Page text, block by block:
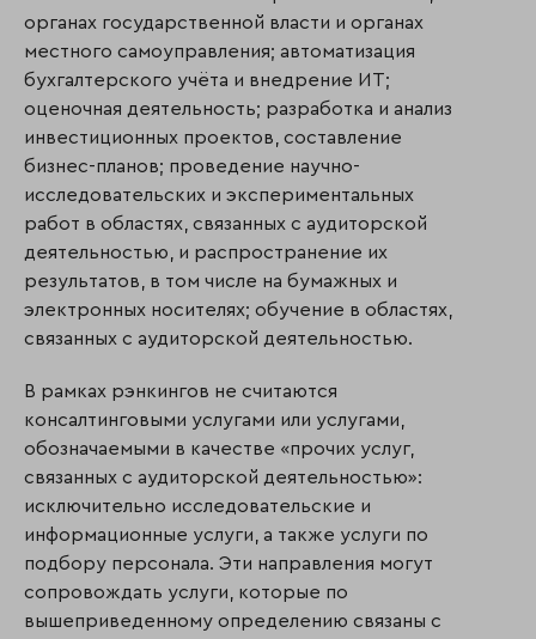
органах государственной власти и органах
местного самоуправления; автоматизация
бухгалтерского учёта и внедре­ние ИТ;
оценочная деятельность; разработка и анализ
инвестиционных проектов, составление
бизнес-планов; проведение научно-
исследовательских и экспе­ри­­мен­­таль­ных
работ в областях, связанных с аудиторской
деятельностью, и распрос­транение их
результатов, в том числе на бумажных и
электронных носителях; обучение в областях,
связанных с аудиторской деятельностью.
В рамках рэнкингов не считаются
консалтинговыми услугами или услугами,
обозначаемыми в качестве «прочих услуг,
связанных с аудиторской деятельностью»:
исключительно исследовательские и
информационные услуги, а также услуги по
подбору персонала. Эти направления могут
сопровождать услуги, которые по
вышеприведенному определению связаны с